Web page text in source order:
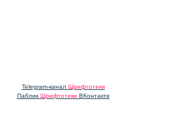
Telegram-канал Шрифтотеки
Паблик Шрифтотеки ВКонтакте